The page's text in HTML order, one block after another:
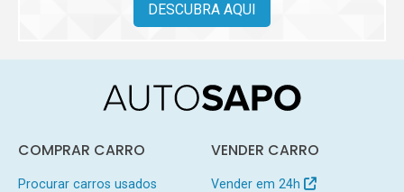
DESCUBRA AQUI
COMPRAR CARRO
Procurar carros usados
VENDER CARRO
Vender em 24h